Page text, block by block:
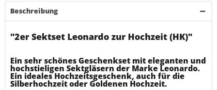
Beschreibung
"2er Sektset Leonardo zur Hochzeit (HK)"
Ein sehr schönes Geschenkset mit eleganten und
hochstieligen Sektgläsern der Marke Leonardo.
Ein ideales Hochzeitsgeschenk, auch für die
Silberhochzeit oder Goldenen Hochzeit.